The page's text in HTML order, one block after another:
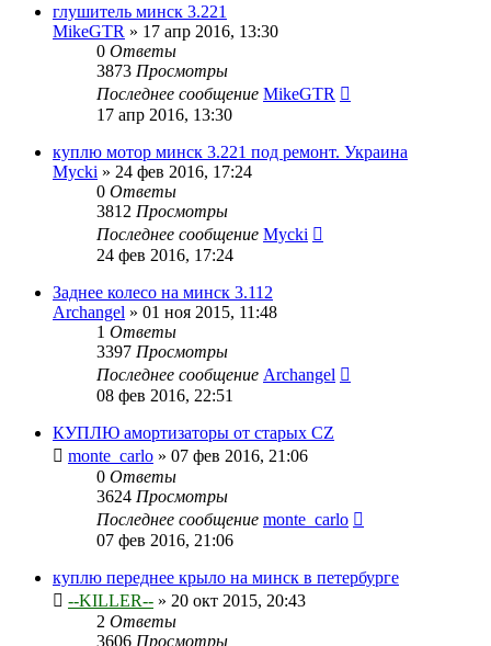
глушитель минск 3.221
MikeGTR » 17 апр 2016, 13:30
0 Ответы
3873 Просмотры
Последнее сообщение MikeGTR
17 апр 2016, 13:30
куплю мотор минск 3.221 под ремонт. Украина
Mycki » 24 фев 2016, 17:24
0 Ответы
3812 Просмотры
Последнее сообщение Mycki
24 фев 2016, 17:24
Заднее колесо на минск 3.112
Archangel » 01 ноя 2015, 11:48
1 Ответы
3397 Просмотры
Последнее сообщение Archangel
08 фев 2016, 22:51
КУПЛЮ амортизаторы от старых CZ
monte_carlo » 07 фев 2016, 21:06
0 Ответы
3624 Просмотры
Последнее сообщение monte_carlo
07 фев 2016, 21:06
куплю переднее крыло на минск в петербурге
--KILLER-- » 20 окт 2015, 20:43
2 Ответы
3606 Просмотры